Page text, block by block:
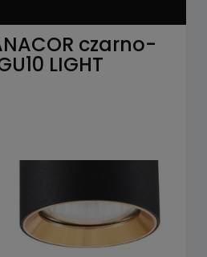
czarno-
LIGHT